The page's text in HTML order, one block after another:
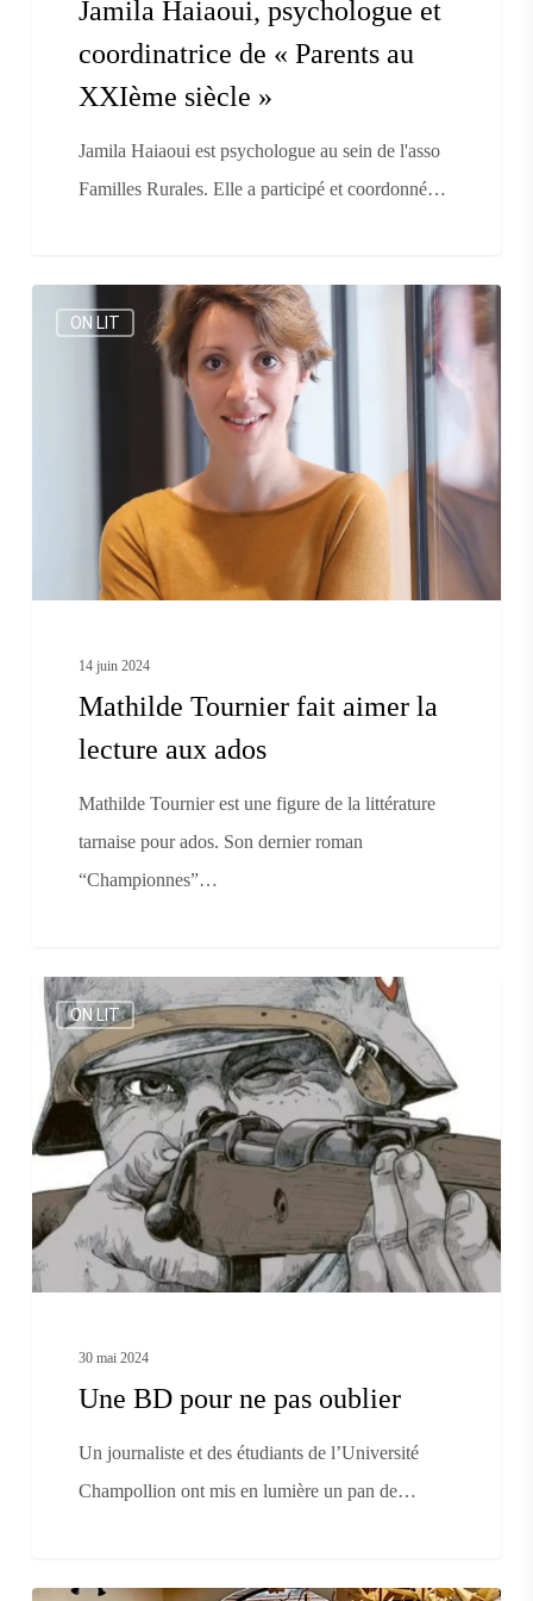
Jamila Haiaoui, psychologue et
coordinatrice de « Parents au
XXIème siècle »
Jamila Haiaoui est psychologue au sein de l'asso
Familles Rurales. Elle a participé et coordonné…
Tournier
ON LIT
14 juin 2024
Mathilde Tournier fait aimer la
lecture aux ados
Mathilde Tournier est une figure de la littérature
tarnaise pour ados. Son dernier roman
“Championnes”…
Une
BD
pour
ne
pas
oublier
ON LIT
30 mai 2024
Une BD pour ne pas oublier
Un journaliste et des étudiants de l’Université
Champollion ont mis en lumière un pan de…